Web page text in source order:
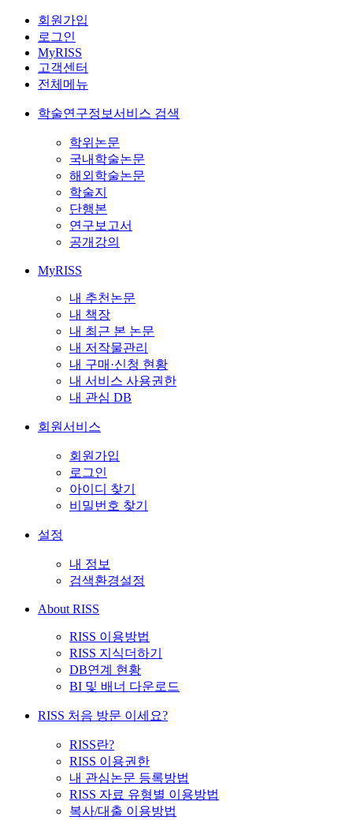
회원가입
로그인
MyRISS
고객센터
전체메뉴
학술연구정보서비스 검색
학위논문
국내학술논문
해외학술논문
학술지
단행본
연구보고서
공개강의
MyRISS
내 추천논문
내 책장
내 최근 본 논문
내 저작물관리
내 구매·신청 현황
내 서비스 사용권한
내 관심 DB
회원서비스
회원가입
로그인
아이디 찾기
비밀번호 찾기
설정
내 정보
검색환경설정
About RISS
RISS 이용방법
RISS 지식더하기
DB연계 현황
BI 및 배너 다운로드
RISS 처음 방문 이세요?
RISS란?
RISS 이용권한
내 관심논문 등록방법
RISS 자료 유형별 이용방법
복사/대출 이용방법